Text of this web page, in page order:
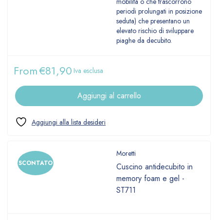
periodi prolungati in posizione
seduta) che presentano un
elevato rischio di sviluppare
piaghe da decubito.
From€81,90 Iva esclusa
Aggiungi al carrello
SCONTATO
Moretti
Cuscino antidecubito in
memory foam e gel -
ST711